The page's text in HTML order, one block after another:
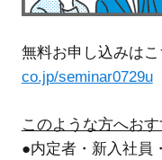
無料お申し込みはこ
co.jp/seminar0729u
このような方へお
●内定者・新入社員